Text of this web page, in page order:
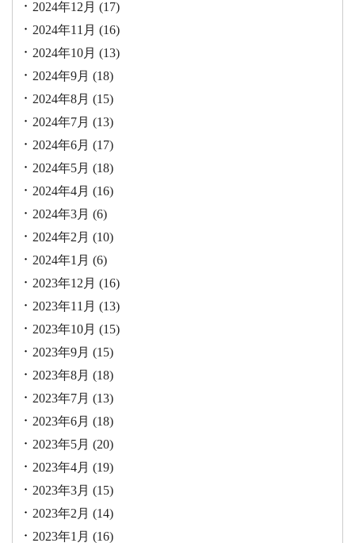
2024年12月 (17)
2024年11月 (16)
2024年10月 (13)
2024年9月 (18)
2024年8月 (15)
2024年7月 (13)
2024年6月 (17)
2024年5月 (18)
2024年4月 (16)
2024年3月 (6)
2024年2月 (10)
2024年1月 (6)
2023年12月 (16)
2023年11月 (13)
2023年10月 (15)
2023年9月 (15)
2023年8月 (18)
2023年7月 (13)
2023年6月 (18)
2023年5月 (20)
2023年4月 (19)
2023年3月 (15)
2023年2月 (14)
2023年1月 (16)